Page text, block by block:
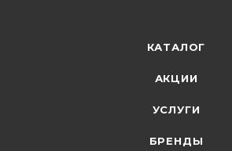
КАТАЛОГ
АКЦИИ
УСЛУГИ
БРЕНДЫ